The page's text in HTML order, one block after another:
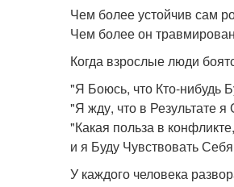
Чем более устойчив сам
Чем более он
Когда взрослые люди
"Я Боюсь, что Кто-нибудь
"Я жду, что в Результате
"Какая польза в
и я Буду Чувствовать
У каждого человека